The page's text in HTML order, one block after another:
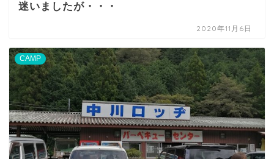
迷いましたが・・・
2020年11月6日
CAMP